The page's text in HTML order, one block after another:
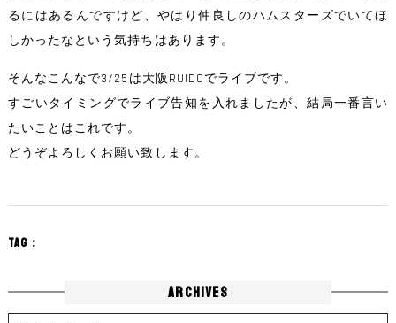
るにはあるんですけど、やはり仲良しのハムスターズでいてほ
しかったなという気持ちはあります。
そんなこんなで3/25は大阪RUIDOでライブです。
すごいタイミングでライブ告知を入れましたが、結局一番言い
たいことはこれです。
どうぞよろしくお願い致します。
TAG：
ARCHIVES